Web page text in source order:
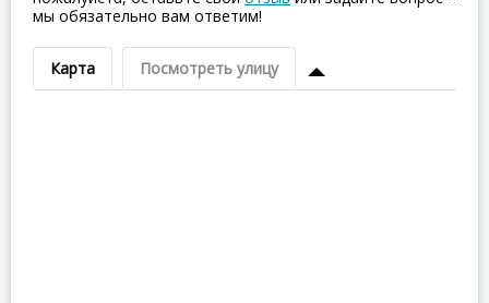
мы обязательно вам ответим!
Карта Посмотреть улицу